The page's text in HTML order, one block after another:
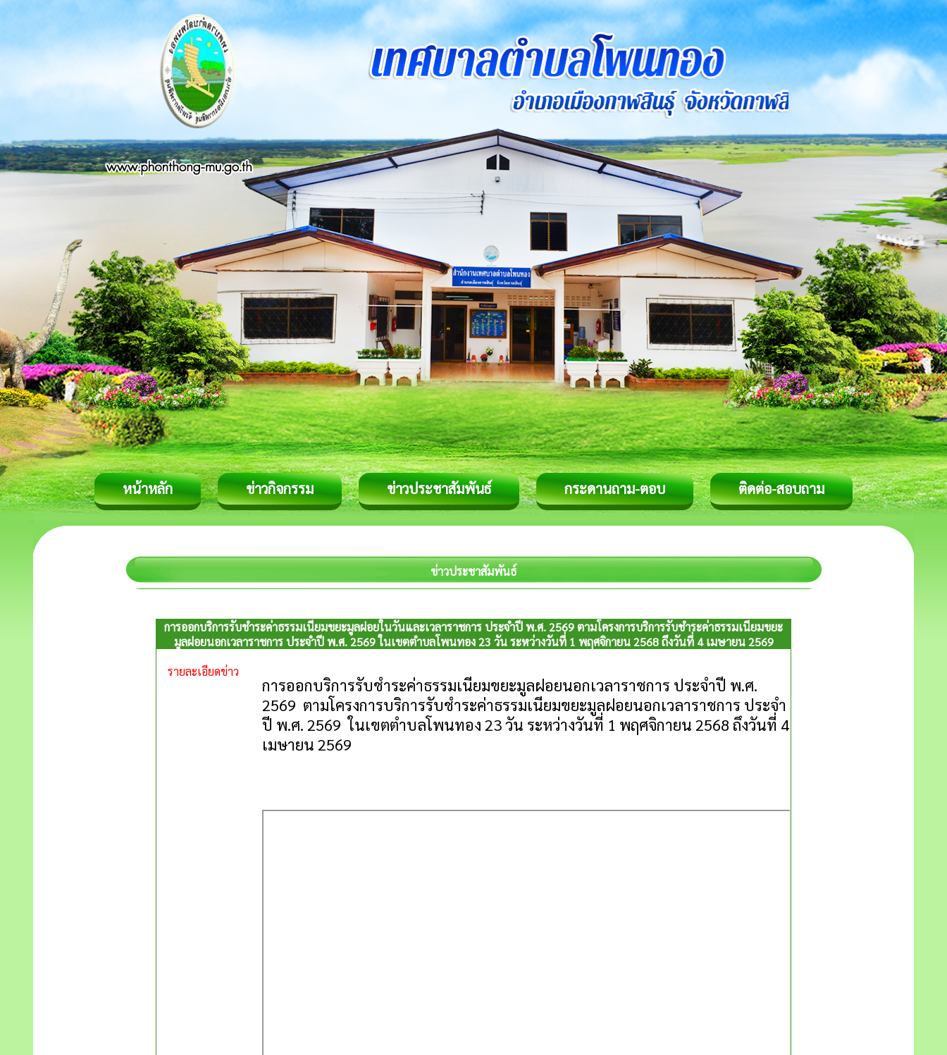
หน้าหลัก ข่าวกิจกรรม ข่าวประชาสัมพันธ์ กระดานถาม-ตอบ ติดต่อ-สอบถาม
ข่าวประชาสัมพันธ์
การออกบริการรับชำระค่าธรรมเนียมขยะมูลฝอยในวันและเวลาราชการ ประจำปี พ.ศ. 2569 ตามโครงการบริการรับชำระค่าธรรมเนียมขยะ
มูลฝอยนอกเวลาราชการ ประจำปี พ.ศ. 2569 ในเขตตำบลโพนทอง 23 วัน ระหว่างวันที่ 1 พฤศจิกายน 2568 ถึงวันที่ 4 เมษายน 2569
รายละเอียดข่าว
การออกบริการรับชำระค่าธรรมเนียมขยะมูลฝอยนอกเวลาราชการ ประจำปี พ.ศ.
2569 ตามโครงการบริการรับชำระค่าธรรมเนียมขยะมูลฝอยนอกเวลาราชการ ประจำ
ปี พ.ศ. 2569 ในเขตตำบลโพนทอง 23 วัน ระหว่างวันที่ 1 พฤศจิกายน 2568 ถึงวันที่ 4
เมษายน 2569